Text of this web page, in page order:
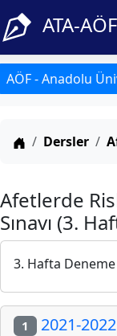
ATA-
AÖF - Anadolu
Anasayfa
Dersler
Afetlerde
Sınavı (3.
3. Hafta Deneme
1 2021-